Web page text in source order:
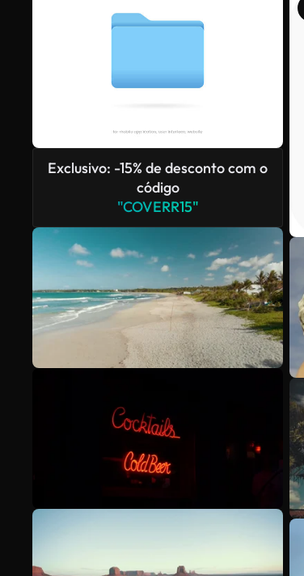
Exclusivo: -15% de desconto com o
código
"COVERR15"